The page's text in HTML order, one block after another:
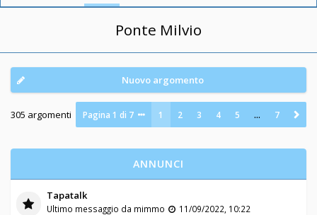
Ponte Milvio
Nuovo argomento
305 argomenti Pagina1 di 7 1 2 3 4 5 … 7
ANNUNCI
Tapatalk
Ultimo messaggio da mimmo
11/09/2022, 10:22